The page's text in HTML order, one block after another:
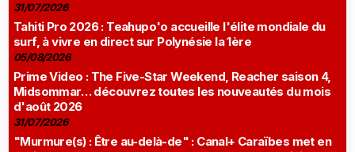
31/07/2026
Tahiti Pro 2026 : Teahupo'o accueille l'élite mondiale du
surf, à vivre en direct sur Polynésie la 1ère
05/08/2026
Prime Video : The Five-Star Weekend, Reacher saison 4,
Midsommar… découvrez toutes les nouveautés du mois
d'août 2026
31/07/2026
"Murmure(s) : Être au-delà-de" : Canal+ Caraïbes met en